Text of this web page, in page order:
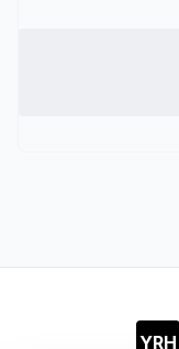
YRH